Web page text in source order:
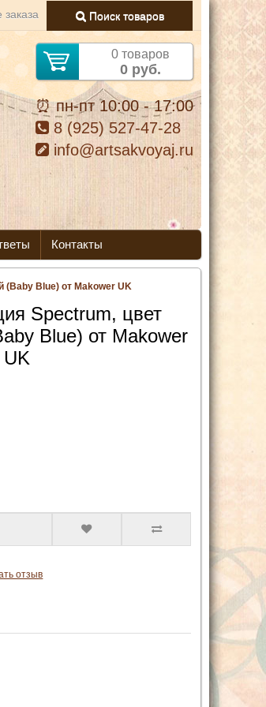
Поиск товаров
0 товаров
0 руб.
⏰ пн-пт 10:00 - 17:00
8 (925) 527-47-28
info@artsakvoyaj.ru
Контакты
(Baby Blue) от Makower UK
Spectrum, цвет
Blue) от Makower
UK
отзыв